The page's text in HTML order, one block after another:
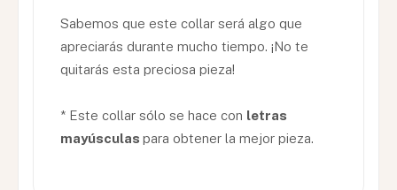
Sabemos que este collar será algo que
apreciarás durante mucho tiempo. ¡No te
quitarás esta preciosa pieza!
* Este collar sólo se hace con letras
mayúsculas para obtener la mejor pieza.